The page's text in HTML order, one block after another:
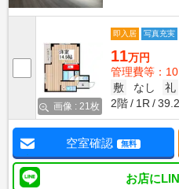
画像 : 21枚
即入居 写真充実
11万円
管理費等：
敷
なし 礼
2階
1R
空室確認 無料
お店に